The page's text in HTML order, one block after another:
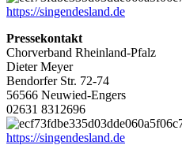
https://singendesland.de
Pressekontakt
Chorverband Rheinland-Pfalz
Dieter Meyer
Bendorfer Str. 72-74
56566 Neuwied-Engers
02631 8312696
https://singendesland.de